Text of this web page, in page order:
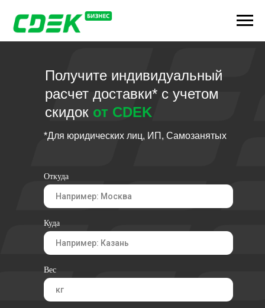
Откуда
Куда
Вес
Получите индивидуальный
расчет доставки* с учетом
скидок от CDEK
*Для юридических лиц, ИП, Самозанятых